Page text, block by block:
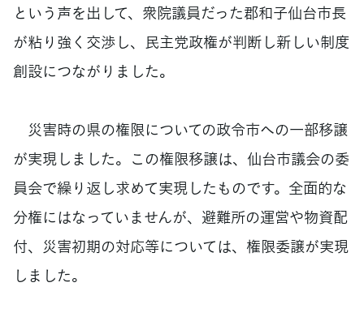
という声を出して、衆院議員だった郡和子仙台市長
が粘り強く交渉し、民主党政権が判断し新しい制度
創設につながりました。
災害時の県の権限についての政令市への一部移譲
が実現しました。この権限移譲は、仙台市議会の委
員会で繰り返し求めて実現したものです。全面的な
分権にはなっていませんが、避難所の運営や物資配
付、災害初期の対応等については、権限委譲が実現
しました。